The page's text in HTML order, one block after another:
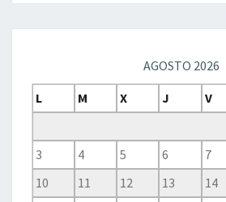
AGOSTO 2026
L
M X J V
3
4 5 6 7
10
11 12 13 14